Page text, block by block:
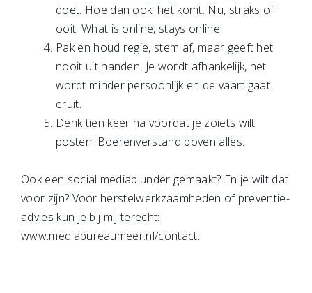
doet. Hoe dan ook, het komt. Nu, straks of
ooit. What is online, stays online.
Pak en houd regie, stem af, maar geeft het
nooit uit handen. Je wordt afhankelijk, het
wordt minder persoonlijk en de vaart gaat
eruit.
Denk tien keer na voordat je zoiets wilt
posten. Boerenverstand boven alles.
Ook een social mediablunder gemaakt? En je wilt dat
voor zijn? Voor herstelwerkzaamheden of preventie-
advies kun je bij mij terecht:
www.mediabureaumeer.nl/contact.